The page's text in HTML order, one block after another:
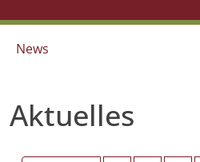
News
Aktuelles